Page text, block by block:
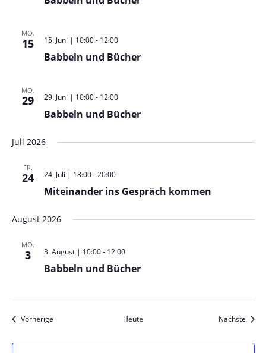
MO.
15 15. Juni | 10:00- 12:00
Babbeln und Bücher
MO.
29 29. Juni | 10:00- 12:00
Babbeln und Bücher
Juli 2026
FR.
24 24. Juli | 18:00-20:00
Miteinander ins Gespräch kommen
August 2026
MO.
3 3. August | 10:00- 12:00
Babbeln und Bücher
VorherigeVeranstaltungen Heute Nächste